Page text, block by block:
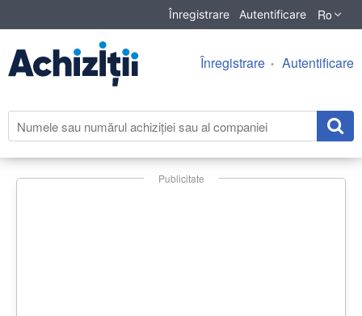
Înregistrare Autentificare Ro
Înregistrare Autentificare
Publicitate